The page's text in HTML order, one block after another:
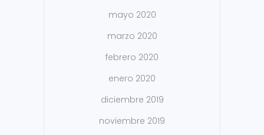
mayo 2020
marzo 2020
febrero 2020
enero 2020
diciembre 2019
noviembre 2019